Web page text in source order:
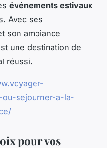
événements estivaux
Avec ses
son ambiance
une destination de
réussi.
sejourner-a-la-
pour vos